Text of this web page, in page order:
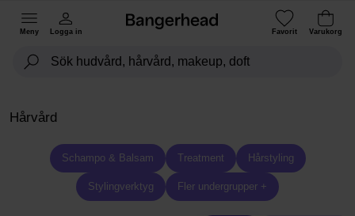
Meny Logga in Favorit Varukorg
Hårvård
Schampo & Balsam Treatment Hårstyling
Stylingverktyg Fler undergrupper +